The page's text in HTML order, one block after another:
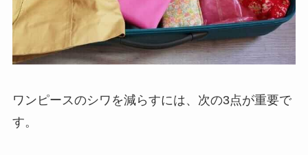
ワンピースのシワを減らすには、次の3点が重要で
す。